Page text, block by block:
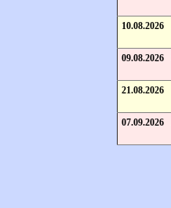
10.08.2026
09.08.2026
21.08.2026
07.09.2026